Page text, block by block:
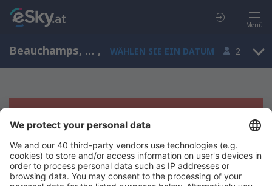
Menü
Beauchamps, Picardie, Frankreich , WÄHLEN SIE EIN DATUM 2
Es tut uns leid, wir können keine
Ergebnisse aufzeigen